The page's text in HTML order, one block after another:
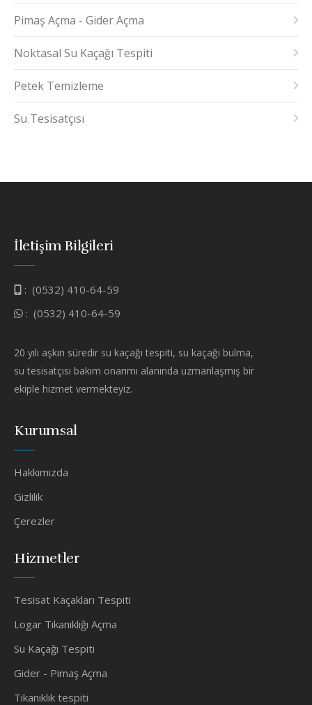
Pimaş Açma - Gider Açma
Noktasal Su Kaçağı Tespiti
Petek Temizleme
Su Tesisatçısı
İletişim Bilgileri
: (0532) 410-64-59
: (0532) 410-64-59
20 yılı aşkın süredir su kaçağı tespiti, su kaçağı bulma,
su tesisatçısı bakım onarımı alanında uzmanlaşmış bir
ekiple hizmet vermekteyiz.
Kurumsal
Hakkımızda
Gizlilik
Çerezler
Hizmetler
Tesisat Kaçakları Tespiti
Logar Tıkanıklığı Açma
Su Kaçağı Tespiti
Gider - Pimaş Açma
Tıkanıklık tespiti